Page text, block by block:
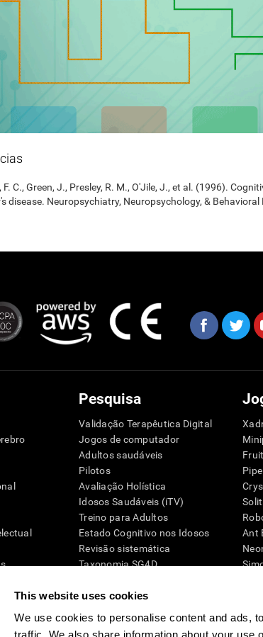
This website uses cookies
We use cookies to personalise content and ads,
F. C., Green, J., Presley, R. M., O'Jile, J., et al. (1996).
disease. Neuropsychiatry, Neuropsychology, &
Pesquisa
Validação Terapêutica Digital
Jogos de computador
Adultos saudáveis
Pilotos
Avaliação Holística
Idosos Saudáveis (iTV)
Treino para Adultos
Estado Cognitivo nos Idosos
Revisão sistemática
Taxonomia SG4D
Ant